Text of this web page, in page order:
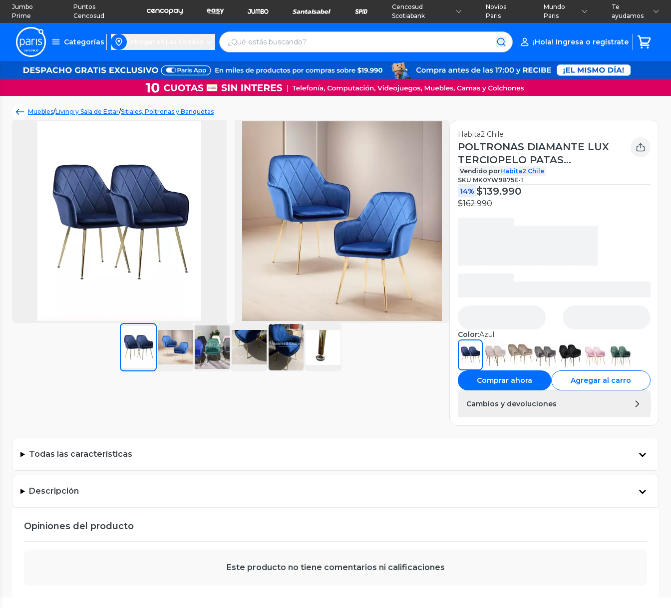
Jumbo
Prime
Puntos
Cencosud
Cencosud
Scotiabank
Novios
Paris
Mundo
Paris
Te
ayudamos
Categorías ¡Hola! Ingresa o regístrate
Muebles/Living y Sala de Estar/Sitiales, Poltronas y Banquetas
Habita2 Chile
POLTRONAS DIAMANTE LUX
TERCIOPELO PATAS
DORADAS - 2 UNIDADES
Vendido porHabita2 Chile
SKU MK0YW9B75E-1
14% $139.990
$162.990
Color:Azul
Comprar ahora Agregar al carro
Cambios y devoluciones
Todas las características
Descripción
Opiniones del producto
Este producto no tiene comentarios ni calificaciones